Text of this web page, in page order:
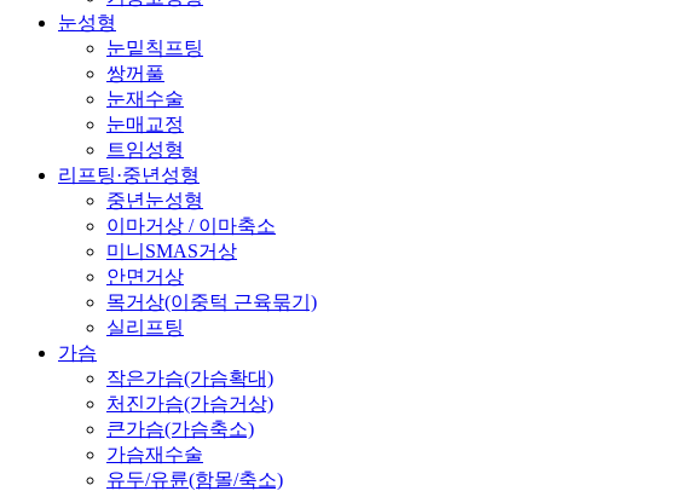
눈성형
눈밑칙프팅
쌍꺼풀
눈재수술
눈매교정
트임성형
리프팅·중년성형
중년눈성형
이마거상 / 이마축소
미니SMAS거상
안면거상
목거상(이중턱 근육묶기)
실리프팅
가슴
작은가슴(가슴확대)
처진가슴(가슴거상)
큰가슴(가슴축소)
가슴재수술
유두/유륜(함몰/축소)